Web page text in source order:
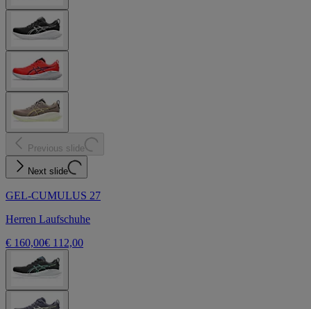
Previous slide
Next slide
GEL-CUMULUS 27
Herren Laufschuhe
€ 160,00€ 112,00